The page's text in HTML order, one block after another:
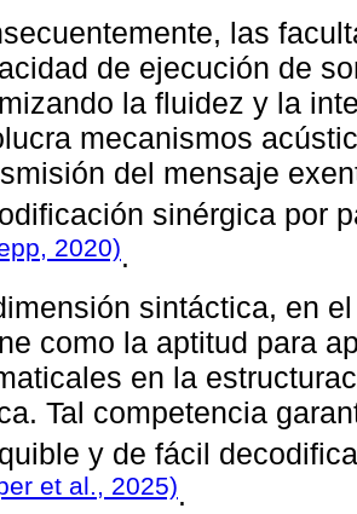
las
de ejecución de
la fluidez y la
mecanismos
del mensaje
sinérgica por
2020).
sintáctica, en
como la aptitud para
en la
Tal competencia
y de fácil
et al., 2025).